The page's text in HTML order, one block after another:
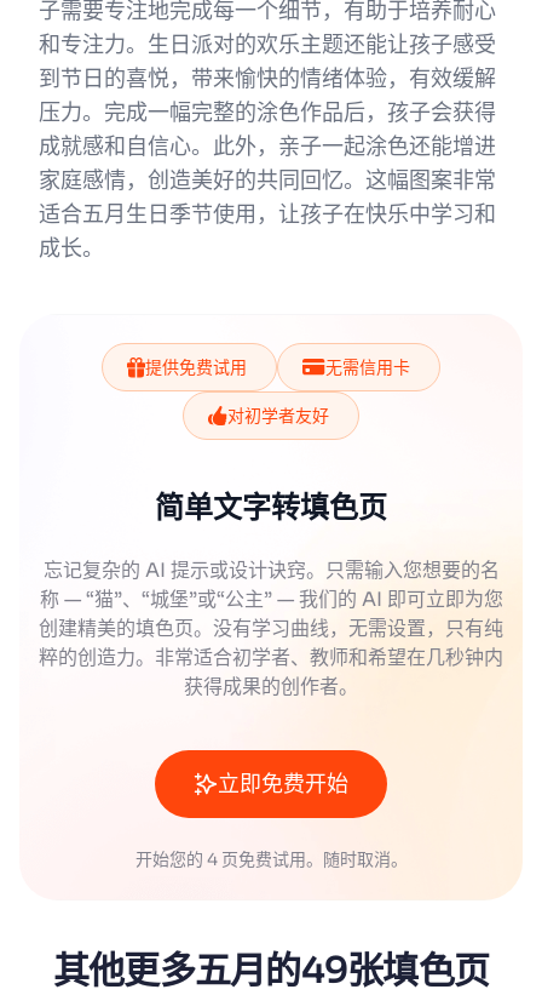
子需要专注地完成每一个细节，有助于培养耐心
和专注力。生日派对的欢乐主题还能让孩子感受
到节日的喜悦，带来愉快的情绪体验，有效缓解
压力。完成一幅完整的涂色作品后，孩子会获得
成就感和自信心。此外，亲子一起涂色还能增进
家庭感情，创造美好的共同回忆。这幅图案非常
适合五月生日季节使用，让孩子在快乐中学习和
成长。
提供免费试用 无需信用卡
对初学者友好
简单文字转填色页
忘记复杂的 AI 提示或设计诀窍。只需输入您想要的名
称 — “猫”、“城堡”或“公主” — 我们的 AI 即可立即为您
创建精美的填色页。没有学习曲线，无需设置，只有纯
粹的创造力。非常适合初学者、教师和希望在几秒钟内
获得成果的创作者。
立即免费开始
开始您的 4 页免费试用。随时取消。
其他更多五月的49张填色页